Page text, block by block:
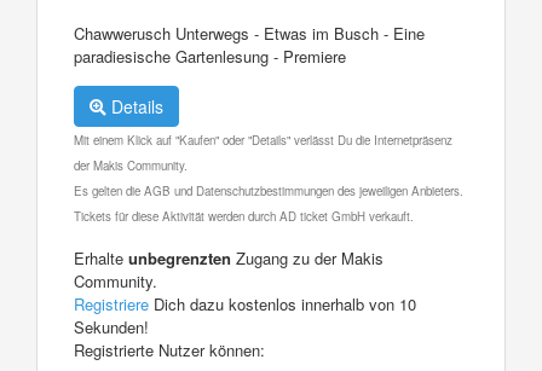
Chawwerusch Unterwegs - Etwas im Busch - Eine
paradiesische Gartenlesung - Premiere
Details
Mit einem Klick auf "Kaufen" oder "Details" verlässt Du die Internetpräsenz
der Makis Community.
Es gelten die AGB und Datenschutzbestimmungen des jeweiligen Anbieters.
Tickets für diese Aktivität werden durch AD ticket GmbH verkauft.
Erhalte unbegrenzten Zugang zu der Makis
Community.
Registriere Dich dazu kostenlos innerhalb von 10
Sekunden!
Registrierte Nutzer können: